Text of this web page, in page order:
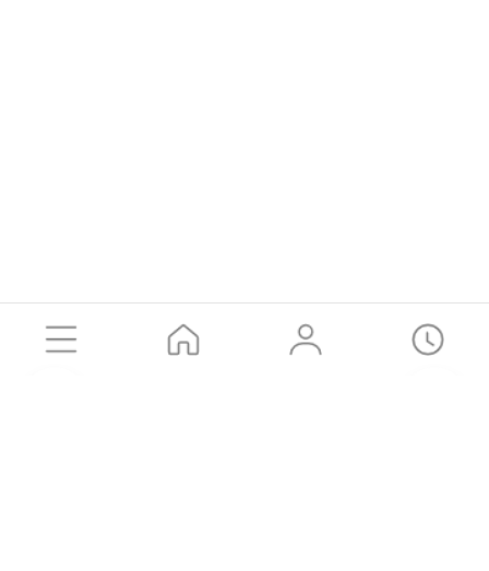
카카오톡 SMS URL 복사